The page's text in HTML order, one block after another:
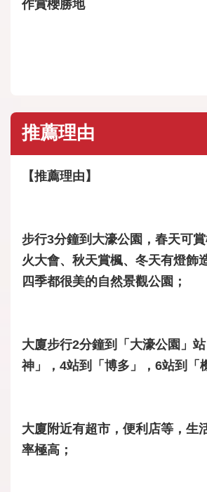
作賞櫻勝地
推薦理由
【推薦理由】
步行3分鐘到大濠公園，春天可
火大會、秋天賞楓、冬天有燈飾
四季都很美的自然景觀公園；
大廈步行2分鐘到「大濠公園」
神」，4站到「博多」，6站到「
大廈附近有超市，便利店等，生
率極高；